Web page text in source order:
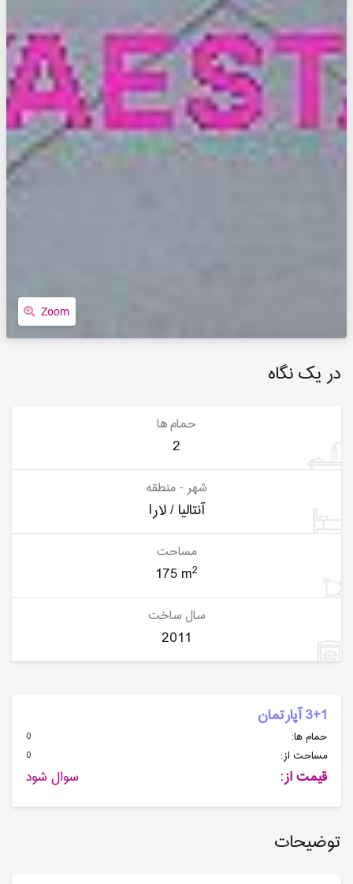
Zoom
در یک نگاه
حمام ها
2
شهر - منطقه
آنتالیا / لارا
مساحت
175 m2
سال ساخت
2011
3+1 آپارتمان
حمام ها:
0
مساحت از:
0
قیمت از: سوال شود
توضیحات